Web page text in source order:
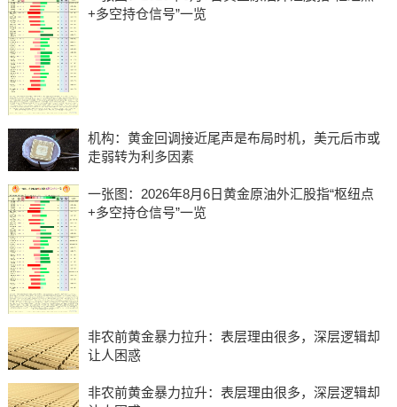
+多空持仓信号”一览
机构：黄金回调接近尾声是布局时机，美元后市或
走弱转为利多因素
一张图：2026年8月6日黄金原油外汇股指“枢纽点
+多空持仓信号”一览
非农前黄金暴力拉升：表层理由很多，深层逻辑却
让人困惑
非农前黄金暴力拉升：表层理由很多，深层逻辑却